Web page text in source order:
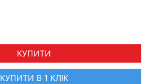
КУПИТИ
КУПИТИ В 1 КЛІК